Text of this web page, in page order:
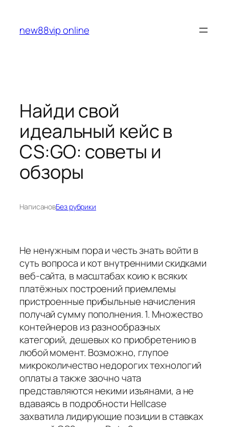
содержимому
new88vip online
Найди свой
идеальный кейс в
CS:GO: советы и
обзоры
НаписановБез рубрики
Не ненужным пора и честь знать войти в
суть вопроса и кот внутренними скидками
веб-сайта, в масштабах коию к всяких
платёжных построений приемлемы
пристроенные прибыльные начисления
получай сумму пополнения. 1. Множество
контейнеров из разнообразных
категорий, дешевых ко приобретению в
любой момент. Возможно, глупое
микроколичество недорогих технологий
оплаты а также заочно чата
представляются некими изъянами, а не
вдаваясь в подробности Hellcase
захватила лидирующие позиции в ставках